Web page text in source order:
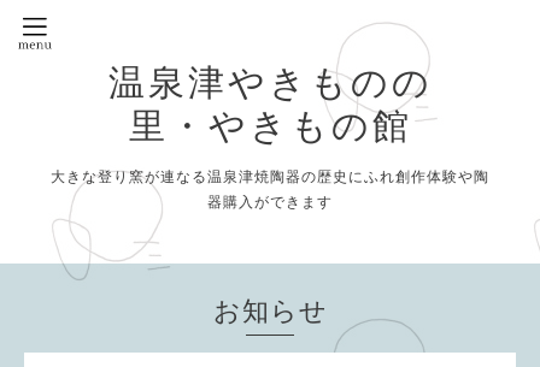
温泉津やきものの
里・やきもの館
大きな登り窯が連なる温泉津焼陶器の歴史にふれ創作体験や陶
器購入ができます
お知らせ